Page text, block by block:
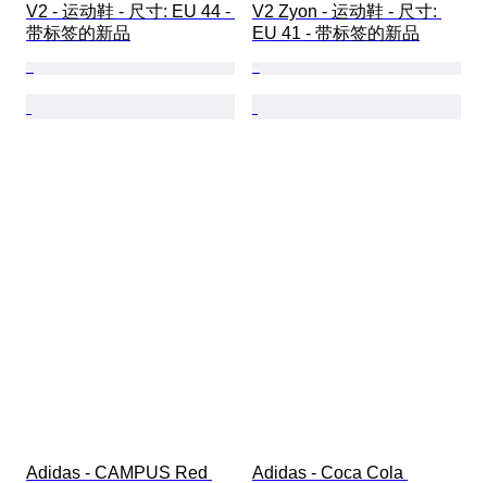
V2 - 运动鞋 - 尺寸: EU 44 -
带标签的新品
V2 Zyon - 运动鞋 - 尺寸:
EU 41 - 带标签的新品
Adidas - CAMPUS Red
Adidas - Coca Cola